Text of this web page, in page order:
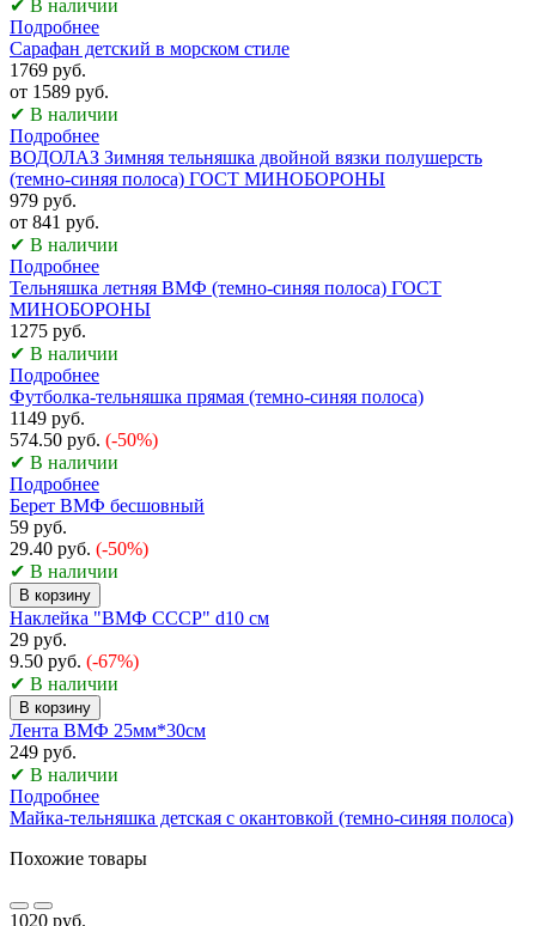
✔ В наличии
Подробнее
Сарафан детский в морском стиле
1769 руб.
от 1589 руб.
✔ В наличии
Подробнее
ВОДОЛАЗ Зимняя тельняшка двойной вязки полушерсть
(темно-синяя полоса) ГОСТ МИНОБОРОНЫ
979 руб.
от 841 руб.
✔ В наличии
Подробнее
Тельняшка летняя ВМФ (темно-синяя полоса) ГОСТ
МИНОБОРОНЫ
1275 руб.
✔ В наличии
Подробнее
Футболка-тельняшка прямая (темно-синяя полоса)
1149 руб.
574.50 руб. (-50%)
✔ В наличии
Подробнее
Берет ВМФ бесшовный
59 руб.
29.40 руб. (-50%)
✔ В наличии
В корзину
Наклейка "ВМФ СССР" d10 см
29 руб.
9.50 руб. (-67%)
✔ В наличии
В корзину
Лента ВМФ 25мм*30см
249 руб.
✔ В наличии
Подробнее
Майка-тельняшка детская с окантовкой (темно-синяя полоса)
Похожие товары
1020 руб.